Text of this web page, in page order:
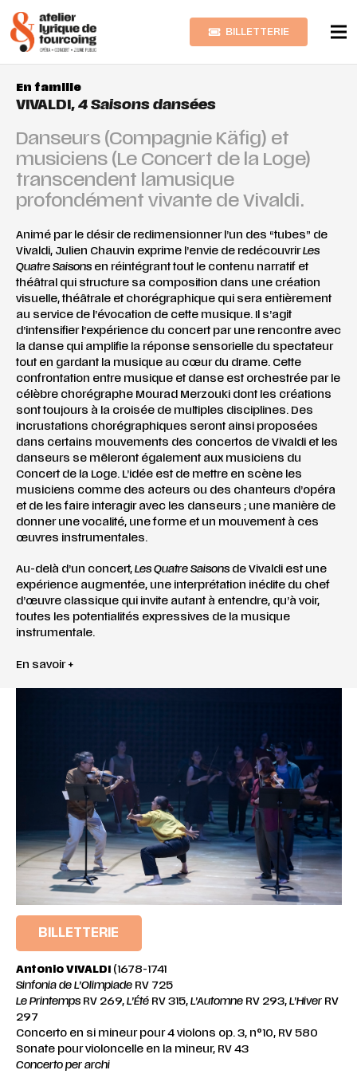
BILLETTERIE
En famille
VIVALDI,4 Saisons dansées
Danseurs (Compagnie Käfig) et
musiciens (Le Concert de la Loge)
transcendent lamusique
profondément vivante de Vivaldi.
Animé par le désir de redimensionner l’un des “tubes” de
Vivaldi, Julien Chauvin exprime l’envie de redécouvrirLes
Quatre Saisons en réintégrant tout le contenu narratif et
théâtral qui structure sa composition dans une création
visuelle, théâtrale et chorégraphique qui sera entièrement
au service de l’évocation de cette musique. Il s’agit
d’intensifier l’expérience du concert par une rencontre avec
la danse qui amplifie la réponse sensorielle du spectateur
tout en gardant la musique au cœur du drame. Cette
confrontation entre musique et danse est orchestrée par le
célèbre chorégraphe Mourad Merzouki dont les créations
sont toujours à la croisée de multiples disciplines. Des
incrustations chorégraphiques seront ainsi proposées
dans certains mouvements des concertos de Vivaldi et les
danseurs se mêleront également aux musiciens du
Concert de la Loge. L’idée est de mettre en scène les
musiciens comme des acteurs ou des chanteurs d’opéra
et de les faire interagir avec les danseurs ; une manière de
donner une vocalité, une forme et un mouvement à ces
œuvres instrumentales.
Au-delà d’un concert,Les Quatre Saisons de Vivaldi est une
expérience augmentée, une interprétation inédite du chef
d’œuvre classique qui invite autant à entendre, qu’à voir,
toutes les potentialités expressives de la musique
instrumentale.
En savoir +
BILLETTERIE
Antonio VIVALDI (1678-1741
Sinfonia de L’OlimpiadeRV 725
Le PrintempsRV 269,L’ÉtéRV 315,L’Automne RV 293,L’Hiver RV
297
Concerto en si mineur pour 4 violons op. 3, n°10, RV 580
Sonate pour violoncelle en la mineur, RV 43
Concerto per archi